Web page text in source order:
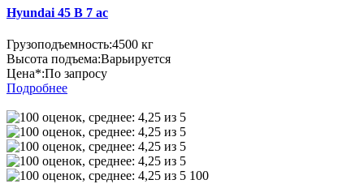
Hyundai 45 B 7 ac
Грузоподъемность:4500 кг
Высота подъема:Варьируется
Цена*:По запросу
Подробнее
100